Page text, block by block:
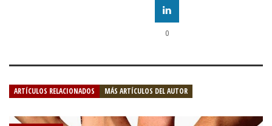
0
ARTÍCULOS RELACIONADOS MÁS ARTÍCULOS DEL AUTOR